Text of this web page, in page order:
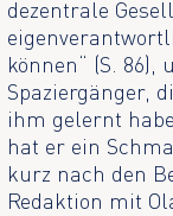
dezentrale
können“ (S. 86),
Spaziergänger,
ihm gelernt
hat er ein
kurz nach den
Redaktion mit